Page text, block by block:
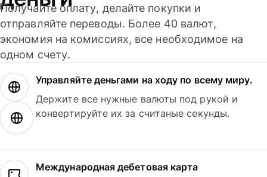
Получайте оплату, делайте покупки и
отправляйте переводы. Более 40 валют,
экономия на комиссиях, все необходимое на
одном счету.
Управляйте деньгами на ходу по всему миру.
Держите все нужные валюты под рукой и
конвертируйте их за считаные секунды.
Международная дебетовая карта